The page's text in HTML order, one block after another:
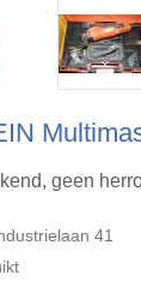
geen
41